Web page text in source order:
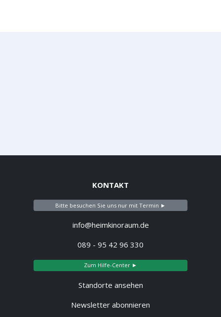
KONTAKT
Bitte besuchen Sie uns nur mit Termin ►
info@heimkinoraum.de
089 - 95 42 96 330
Zum Hilfe-Center ►
Standorte ansehen
Newsletter abonnieren